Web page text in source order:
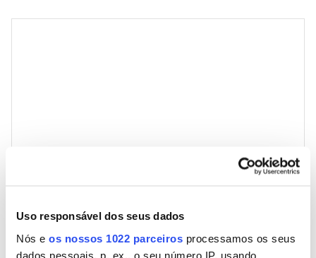
Uso responsável dos seus dados
Nós e os nossos 1022 parceiros processamos os seus
dados pessoais, p. ex., o seu número IP, usando
Email